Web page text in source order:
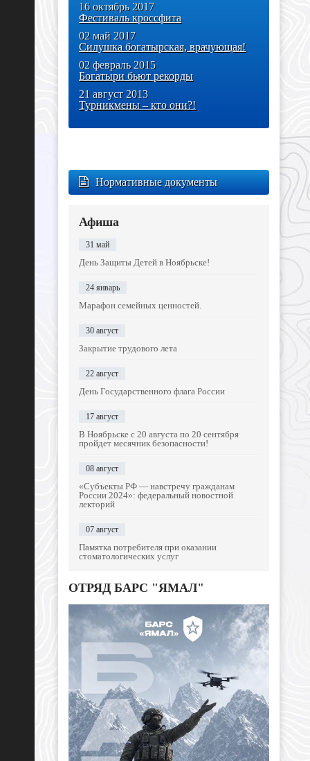
16 октябрь 2017
Фестиваль кроссфита
02 май 2017
Силушка богатырская, врачующая!
02 февраль 2015
Богатыри бьют рекорды
21 август 2013
Турникмены – кто они?!
Нормативные документы
Афиша
31 май
День Защиты Детей в Ноябрьске!
24 январь
Марафон семейных ценностей.
30 август
Закрытие трудового лета
22 август
День Государственного флага России
17 август
В Ноябрьске с 20 августа по 20 сентября
пройдет месячник безопасности!
08 август
«Субъекты РФ — навстречу гражданам
России 2024»: федеральный новостной
лекторий
07 август
Памятка потребителя при оказании
стоматологических услуг
ОТРЯД БАРС "ЯМАЛ"